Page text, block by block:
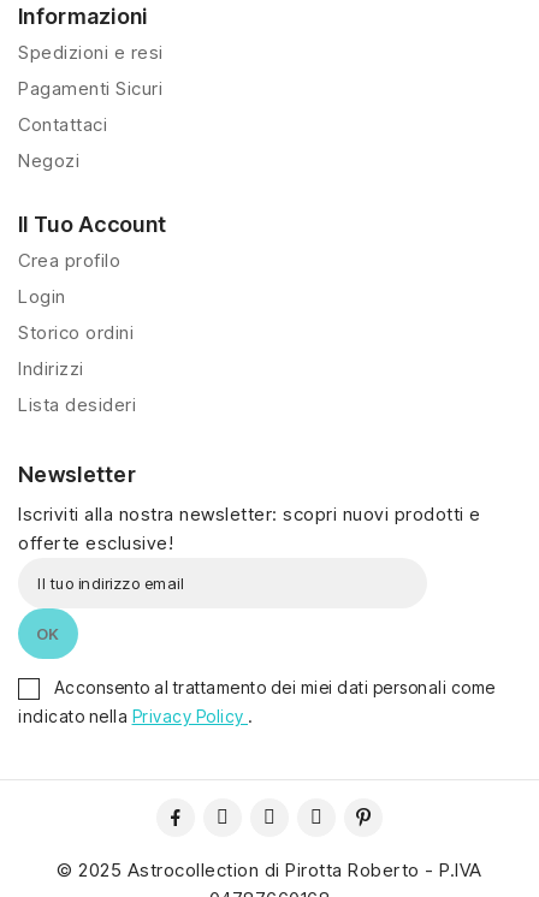
Informazioni
Spedizioni e resi
Pagamenti Sicuri
Contattaci
Negozi
Il Tuo Account
Crea profilo
Login
Storico ordini
Indirizzi
Lista desideri
Newsletter
Iscriviti alla nostra newsletter: scopri nuovi prodotti e
offerte esclusive!
Acconsento al trattamento dei miei dati personali come
indicato nella Privacy Policy .
© 2025 Astrocollection di Pirotta Roberto - P.IVA